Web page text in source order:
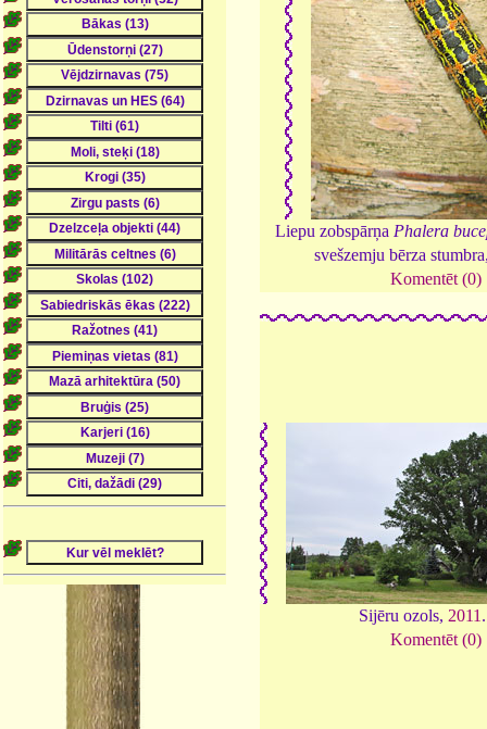
Liepu zobspārņa Phalera
svešzemju bērza
Komentēt (0)
Sijēru ozols, 2011
Komentēt (0)